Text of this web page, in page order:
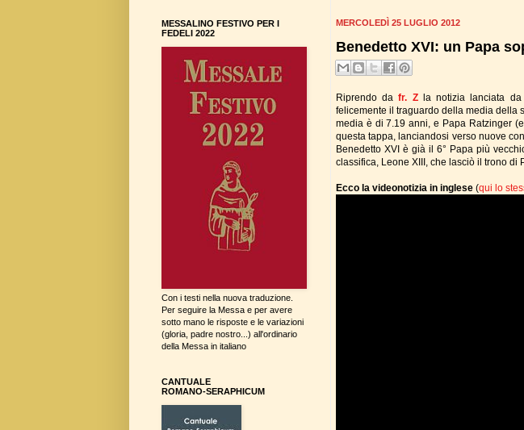
MERCOLEDÌ 25 LUGLIO 2012
Benedetto XVI: un Papa
Riprendo dafr. Zla notizia lanciata da
felicemente il traguardo della media della
media è di 7.19 anni, e Papa Ratzinger
questa tappa, lanciandosi verso nuove
Benedetto XVI è già il 6° Papa più
classifica, Leone XIII, che lasciò il trono di
Ecco la videonotizia in inglese (qui lo
MESSALINO FESTIVO PER I
FEDELI 2022
Con i testi nella nuova traduzione.
Per seguire la Messa e per avere
sotto mano le risposte e le variazioni
(gloria, padre nostro...) all'ordinario
della Messa in italiano
CANTUALE
ROMANO-SERAPHICUM